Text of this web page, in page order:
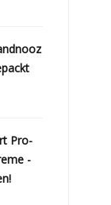
Pro-
-